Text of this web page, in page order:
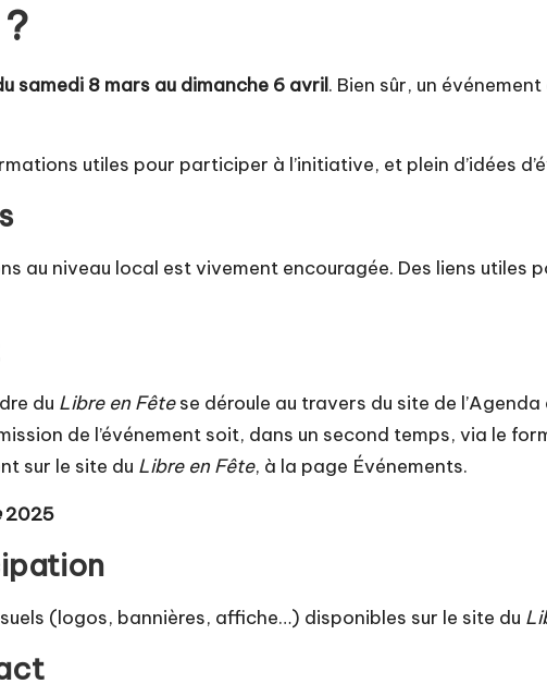
samedi 8 mars au dimanche 6 avril. Bien sûr, un
utiles pour participer à l’initiative, et plein d’idées
au niveau local est vivement encouragée. Des liens utiles
du Libre en Fêtese déroule au travers du site de l’Agenda
de l’événement soit, dans un second temps, via le
sur le site du Libre en Fête, à la page Événements.
2025
(logos, bannières, affiche…) disponibles sur le site du